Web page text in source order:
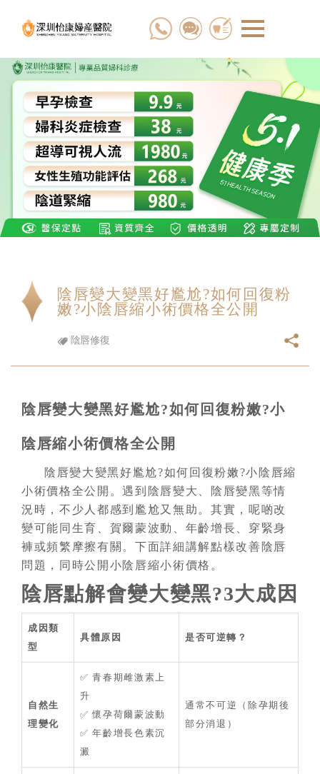
陰唇變大變黑好尷尬?如何回復粉
嫩?小陰唇縮小術價格全公開
陰唇修復
陰唇變大變黑好尷尬?如何回復粉嫩?小
陰唇縮小術價格全公開
陰唇變大變黑好尷尬?如何回復粉嫩?小陰唇縮
小術價格全公開。遇到陰唇變大、陰唇變黑等情
況時，不少人都感到尷尬又無助。其實，呢啲改
變可能同生育、賀爾蒙波動、年齡增長、穿緊身
褲或頻繁摩擦有關。下面詳細講解點樣改善陰唇
問題，同時公開小陰唇縮小術價格。
陰唇點解會變大變黑?3大成因
成因類
型
具體原因 是否可逆轉？
自然生
理變化
✅ 青春期雌激素上
升
✅ 懷孕荷爾蒙波動
✅ 年齡增長色素沉
澱
通常不可逆（除孕期後
部分消退）